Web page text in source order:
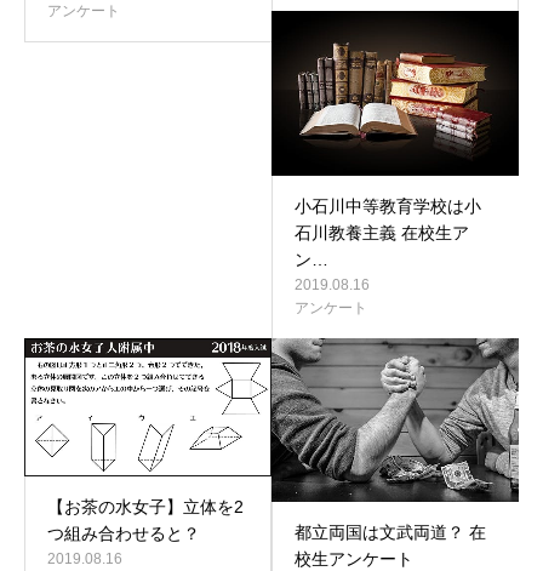
アンケート
小石川中等教育学校は小
石川教養主義 在校生ア
ン…
2019.08.16
アンケート
【お茶の水女子】立体を2
つ組み合わせると？
2019.08.16
都立両国は文武両道？ 在
校生アンケート